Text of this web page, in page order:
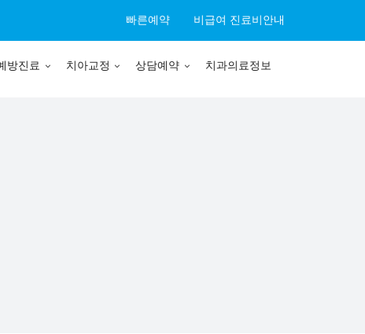
빠른예약 비급여 진료비안내
방진료 치아교정 상담예약 치과의료정보